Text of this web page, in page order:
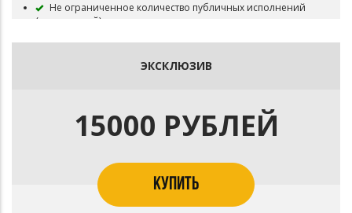
Не ограниченное количество публичных исполнений
(выступлений)
Приобретая данный тип лицензии Вы соглашаетесь с
ЭКСКЛЮЗИВ
15000 РУБЛЕЙ
КУПИТЬ